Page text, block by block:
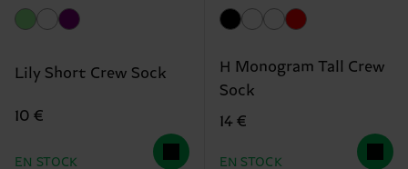
Lily Short Crew Sock
10 €
EN STOCK
H Monogram Tall Crew
Sock
14 €
EN STOCK